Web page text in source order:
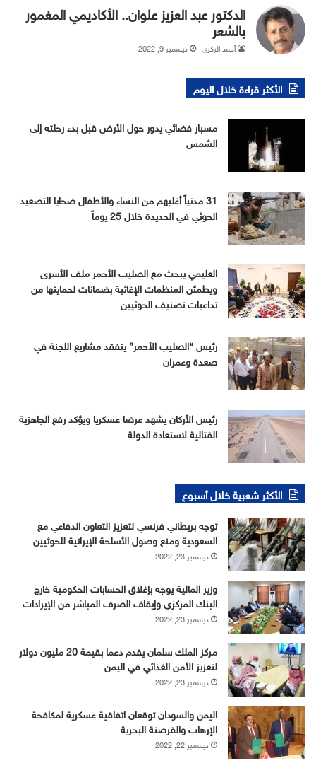
الدكتور عبد العزيز علوان.. الأكاديمي المغمور
بالشعر
أحمد الزكري ديسمبر 9, 2022
الأكثر قراءة خلال اليوم
مسبار فضائي يدور حول الأرض قبل بدء رحلته إلى
الشمس
31 مدنياً أغلبهم من النساء والأطفال ضحايا التصعيد
الحوثي في الحديدة خلال 25 يوماً
العليمي يبحث مع الصليب الأحمر ملف الأسرى
ويطمئن المنظمات الإغاثية بضمانات لحمايتها من
تداعيات تصنيف الحوثيين
رئيس “الصليب الأحمر” يتفقد مشاريع اللجنة في
صعدة وعمران
رئيس الأركان يشهد عرضا عسكريا ويؤكد رفع الجاهزية
القتالية لاستعادة الدولة
الأكثر شعبية خلال أسبوع
توجه بريطاني فرنسي لتعزيز التعاون الدفاعي مع
السعودية ومنع وصول الأسلحة الإيرانية للحوثيين
ديسمبر 23, 2022
وزير المالية يوجه بإغلاق الحسابات الحكومية خارج
البنك المركزي وإيقاف الصرف المباشر من الإيرادات
ديسمبر 23, 2022
مركز الملك سلمان يقدم دعما بقيمة 20 مليون دولار
لتعزيز الأمن الغذائي في اليمن
ديسمبر 23, 2022
اليمن والسودان توقعان اتفاقية عسكرية لمكافحة
الإرهاب والقرصنة البحرية
ديسمبر 22, 2022